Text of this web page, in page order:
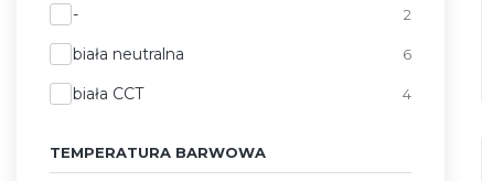
Barwa światła
- 2
biała neutralna 6
biała CCT 4
TEMPERATURA BARWOWA